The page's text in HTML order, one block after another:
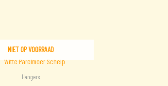
NIET OP VOORRAAD
Hangers